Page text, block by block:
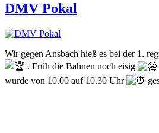
DMV Pokal
Wir gegen Ansbach hieß es bei der 1.
. Früh die Bahnen noch eisig
wurde von 10.00 auf 10.30 Uhr